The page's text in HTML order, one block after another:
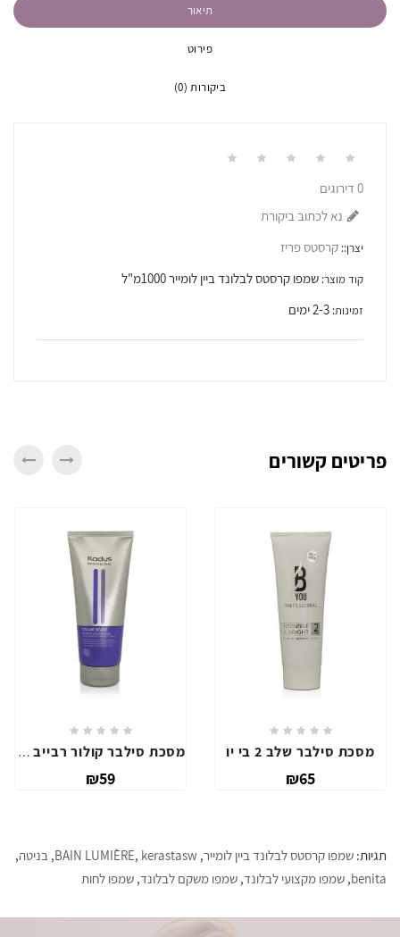
תיאור
פירוט
ביקורות (0)
0 דירוגים
נא לכתוב ביקורת
יצרן:: קרסטס פריז
קוד מוצר: שמפו קרסטס לבלונד ביין לומייר 1000מ"ל
זמינות: 2-3 ימים
פריטים קשורים
מסכת סילבר קולור רבייב קאדוס
₪59
מסכת סילבר שלב 2 בי יו
₪65
תגיות: שמפו קרסטס לבלונד ביין לומייר,
BAIN LUMIÈRE, kerastasw
, בניטה,
benita
, שמפו מקצועי לבלונד, שמפו משקם לבלונד, שמפו לחות